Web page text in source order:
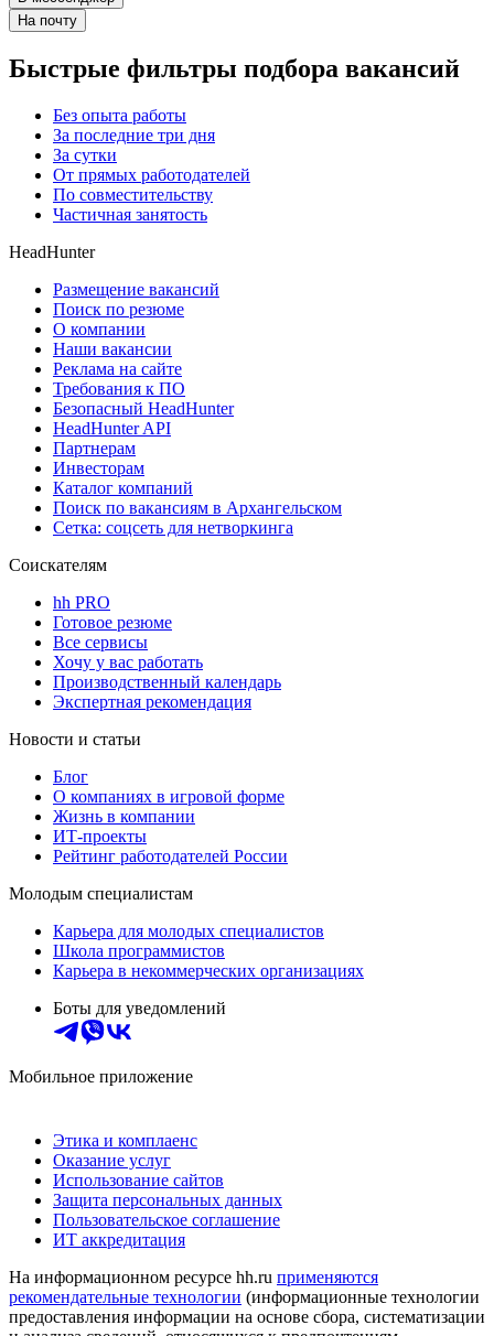
На почту
Быстрые фильтры подбора вакансий
Без опыта работы
За последние три дня
За сутки
От прямых работодателей
По совместительству
Частичная занятость
HeadHunter
Размещение вакансий
Поиск по резюме
О компании
Наши вакансии
Реклама на сайте
Требования к ПО
Безопасный HeadHunter
HeadHunter API
Партнерам
Инвесторам
Каталог компаний
Поиск по вакансиям в Архангельском
Сетка: соцсеть для нетворкинга
Соискателям
hh PRO
Готовое резюме
Все сервисы
Хочу у вас работать
Производственный календарь
Экспертная рекомендация
Новости и статьи
Блог
О компаниях в игровой форме
Жизнь в компании
ИТ-проекты
Рейтинг работодателей России
Молодым специалистам
Карьера для молодых специалистов
Школа программистов
Карьера в некоммерческих организациях
Боты для уведомлений
Мобильное приложение
Этика и комплаенс
Оказание услуг
Использование сайтов
Защита персональных данных
Пользовательское соглашение
ИТ аккредитация
На информационном ресурсе hh.ru применяются
рекомендательные технологии (информационные технологии
предоставления информации на основе сбора, систематизации